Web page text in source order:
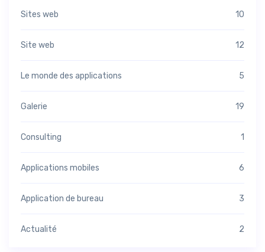
Sites web 10
Site web 12
Le monde des applications 5
Galerie 19
Consulting 1
Applications mobiles 6
Application de bureau 3
Actualité 2